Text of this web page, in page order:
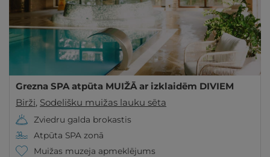
Grezna SPA atpūta MUIŽĀ ar izklaidēm DIVIEM
Birži, Sodelišku muižas lauku sēta
Zviedru galda brokastis
Atpūta SPA zonā
Muižas muzeja apmeklējums